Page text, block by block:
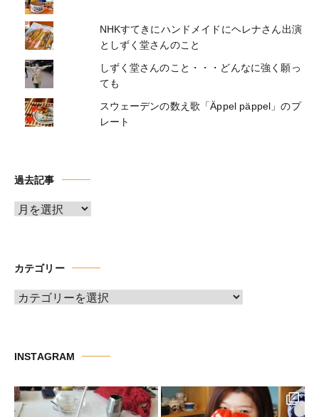
NHKすてきにハンドメイドにヘレナさん出演
としずく堂さんのこと
しずく堂さんのこと・・・どんなに強く願っ
ても
スウェーデンの数え歌「Äppel päppel」のプ
レート
過去記事
ア
ブ
カテゴリー
カ
ー
INSTAGRAM